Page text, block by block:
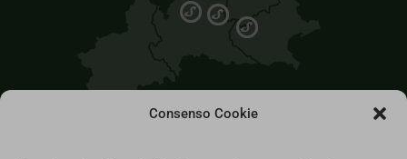
Consenso Cookie